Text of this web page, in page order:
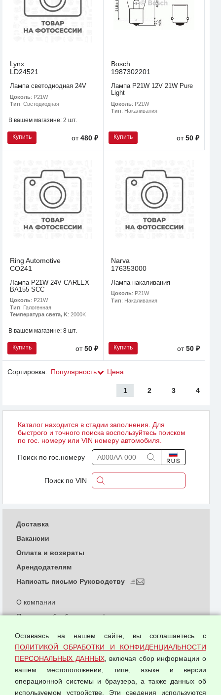
Lynx
LD24521
Лампа светодиодная 24V
Цоколь: P21W
Тип: Светодиодная
В вашем магазине: 2 шт.
Купить от480 ₽
Bosch
1987302201
Лампа P21W 12V 21W Pure
Light
Цоколь: P21W
Тип: Накаливания
Купить от50 ₽
Ring Automotive
CO241
Лампа P21W 24V CARLEX
BA155 SCC
Цоколь: P21W
Тип: Галогенная
Температура света, K: 2000K
В вашем магазине: 8 шт.
Купить от50 ₽
Narva
176353000
Лампа накаливания
Цоколь: P21W
Тип: Накаливания
Купить от50 ₽
Сортировка: Популярность Цена
1 2 3 4
Каталог находится в стадии заполнения. Для
быстрого и точного поиска воспользуйтесь поиском
по гос. номеру или VIN номеру автомобиля.
Поиск по гос.номеру
Поиск по VIN
О компании
Политика обработки и конфиденциальности
Согласием на обработку персональных данных
Оферта оптовой купли-продажи
Публичная оферта
Доставка
Вакансии
Оплата и возвраты
Арендодателям
Написать письмо Руководству
Оставаясь на нашем сайте, вы соглашаетесь с
ПОЛИТИКОЙ ОБРАБОТКИ И КОНФИДЕНЦИАЛЬНОСТИ
ПЕРСОНАЛЬНЫХ ДАННЫХ, включая сбор информации о
вашем местоположении, типе, языке и версии
операционной системы и браузера, а также данных об
используемом устройстве. Эти сведения используются